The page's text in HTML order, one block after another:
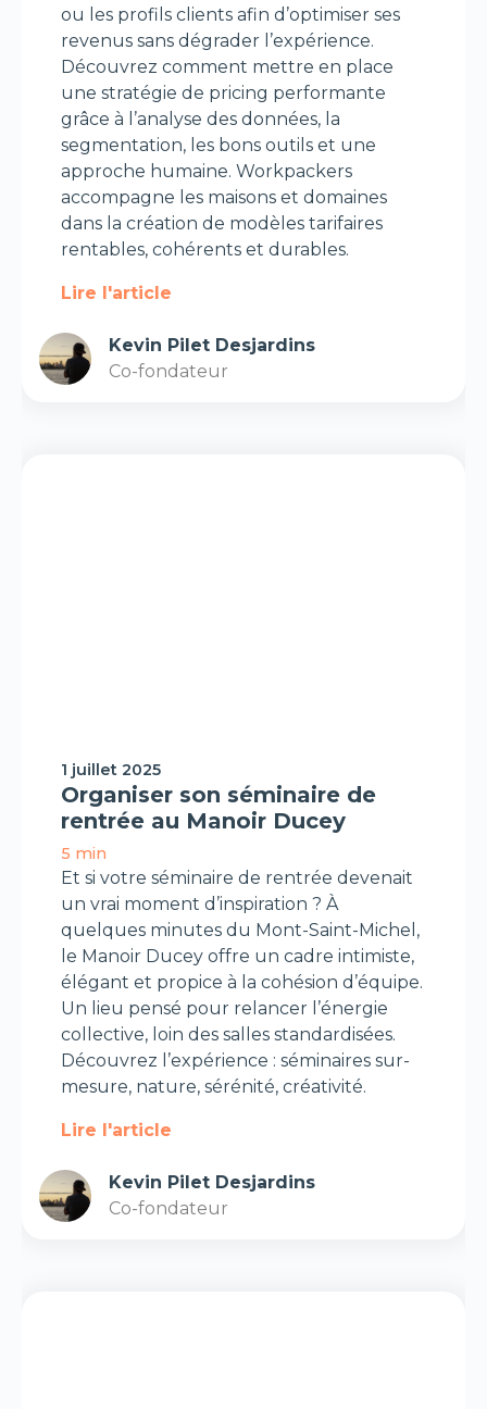
ou les profils clients afin d’optimiser ses
revenus sans dégrader l’expérience.
Découvrez comment mettre en place
une stratégie de pricing performante
grâce à l’analyse des données, la
segmentation, les bons outils et une
approche humaine. Workpackers
accompagne les maisons et domaines
dans la création de modèles tarifaires
rentables, cohérents et durables.
Lire l'article
Kevin Pilet Desjardins
Co-fondateur
H-Expertiz
1 juillet 2025
Organiser son séminaire de
rentrée au Manoir Ducey
5 min
Et si votre séminaire de rentrée devenait
un vrai moment d’inspiration ? À
quelques minutes du Mont-Saint-Michel,
le Manoir Ducey offre un cadre intimiste,
élégant et propice à la cohésion d’équipe.
Un lieu pensé pour relancer l’énergie
collective, loin des salles standardisées.
Découvrez l’expérience : séminaires sur-
mesure, nature, sérénité, créativité.
Lire l'article
Kevin Pilet Desjardins
Co-fondateur